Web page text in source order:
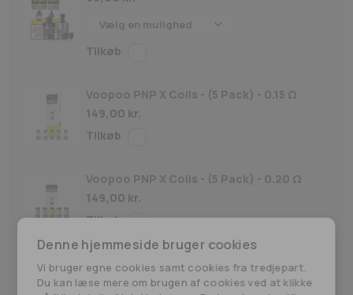
Voopoo PNP X Coils - (5 Pack) - 0.15 Ω
149,00 kr.
Voopoo PNP X Coils - (5 Pack) - 0.20 Ω
149,00 kr.
Voopoo PNP X Coils - (5 Pack) - 0.3 Ω
149,00kr.
Denne hjemmeside bruger cookies
Vi bruger egne cookies samt cookies fra tredjepart.
Du kan læse mere om brugen af cookies ved at klikke